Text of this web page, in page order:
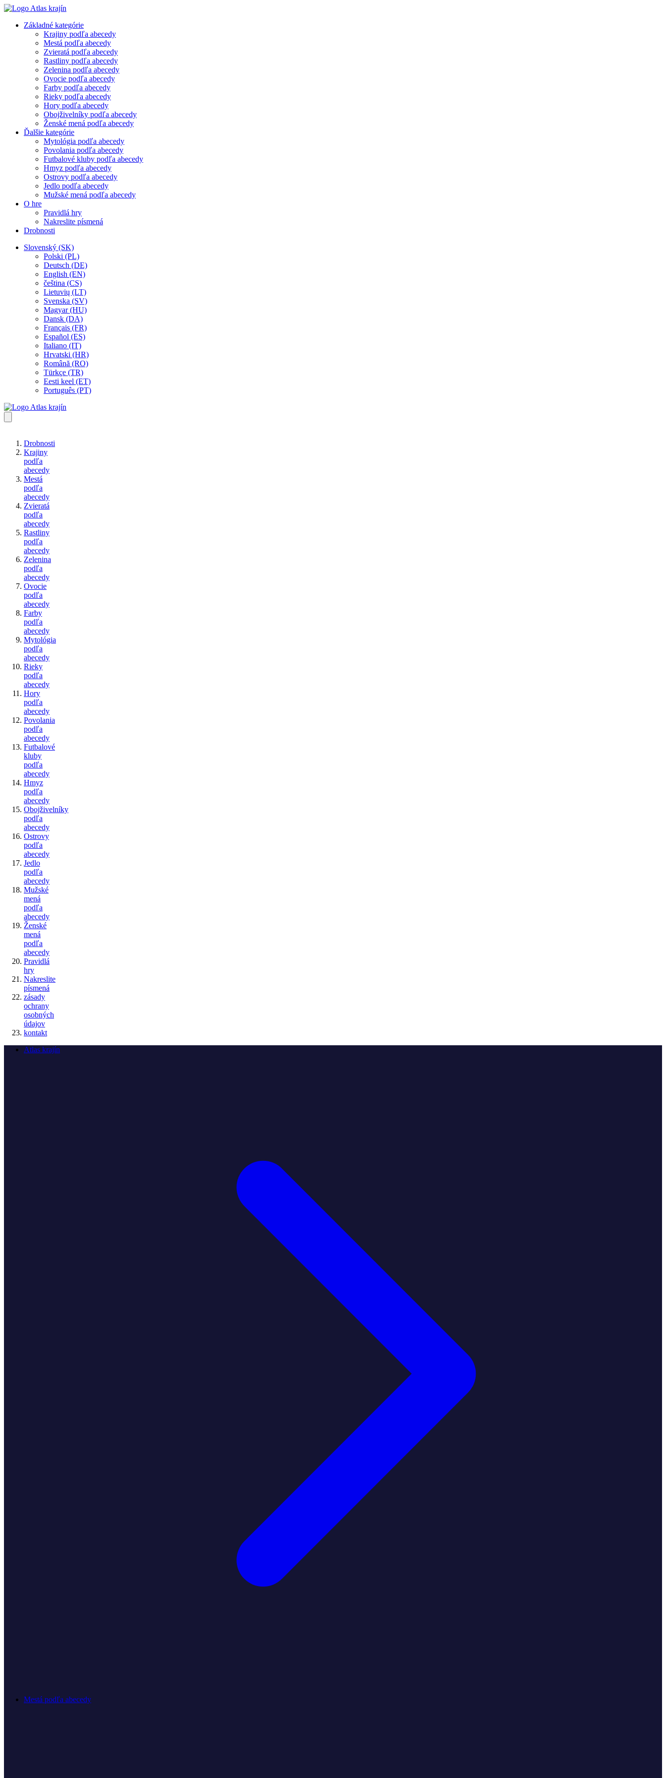
Základné kategórie
Krajiny podľa abecedy
Mestá podľa abecedy
Zvieratá podľa abecedy
Rastliny podľa abecedy
Zelenina podľa abecedy
Ovocie podľa abecedy
Farby podľa abecedy
Rieky podľa abecedy
Hory podľa abecedy
Obojživelníky podľa abecedy
Ženské mená podľa abecedy
Ďalšie kategórie
Mytológia podľa abecedy
Povolania podľa abecedy
Futbalové kluby podľa abecedy
Hmyz podľa abecedy
Ostrovy podľa abecedy
Jedlo podľa abecedy
Mužské mená podľa abecedy
O hre
Pravidlá hry
Nakreslite písmená
Drobnosti
Slovenský (SK)
Polski (PL)
Deutsch (DE)
English (EN)
čeština (CS)
Lietuvių (LT)
Svenska (SV)
Magyar (HU)
Dansk (DA)
Français (FR)
Español (ES)
Italiano (IT)
Hrvatski (HR)
Română (RO)
Türkçe (TR)
Eesti keel (ET)
Português (PT)
Drobnosti
Krajiny
podľa
abecedy
Mestá
podľa
abecedy
Zvieratá
podľa
abecedy
Rastliny
podľa
abecedy
Zelenina
podľa
abecedy
Ovocie
podľa
abecedy
Farby
podľa
abecedy
Mytológia
podľa
abecedy
Rieky
podľa
abecedy
Hory
podľa
abecedy
Povolania
podľa
abecedy
Futbalové
kluby
podľa
abecedy
Hmyz
podľa
abecedy
Obojživelníky
podľa
abecedy
Ostrovy
podľa
abecedy
Jedlo
podľa
abecedy
Mužské
mená
podľa
abecedy
Ženské
mená
podľa
abecedy
Pravidlá
hry
Nakreslite
písmená
zásady
ochrany
osobných
údajov
kontakt
Atlas krajín
Mestá podľa abecedy